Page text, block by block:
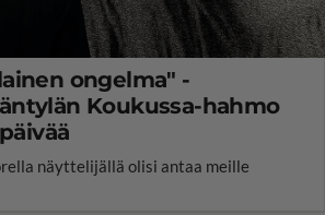
ongelma" -
Koukussa-hahmo
näyttelijällä olisi antaa meille